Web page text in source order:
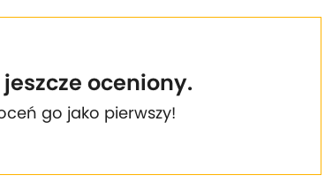
oceniony.
go jako pierwszy!